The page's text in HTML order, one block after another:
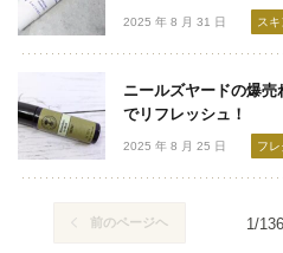
2025 年 8 月 31 日 スキ
ニールズヤードの爆
でリフレッシュ！
2025 年 8 月 25 日 フレ
前のページヘ 1/136